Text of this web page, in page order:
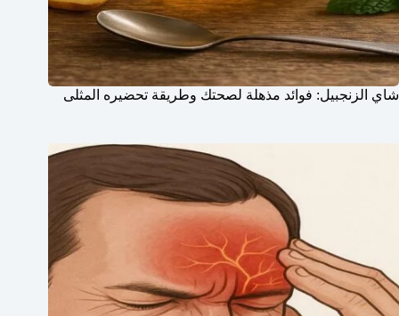
شاي الزنجبيل: فوائد مذهلة لصحتك وطريقة تحضيره المثلى